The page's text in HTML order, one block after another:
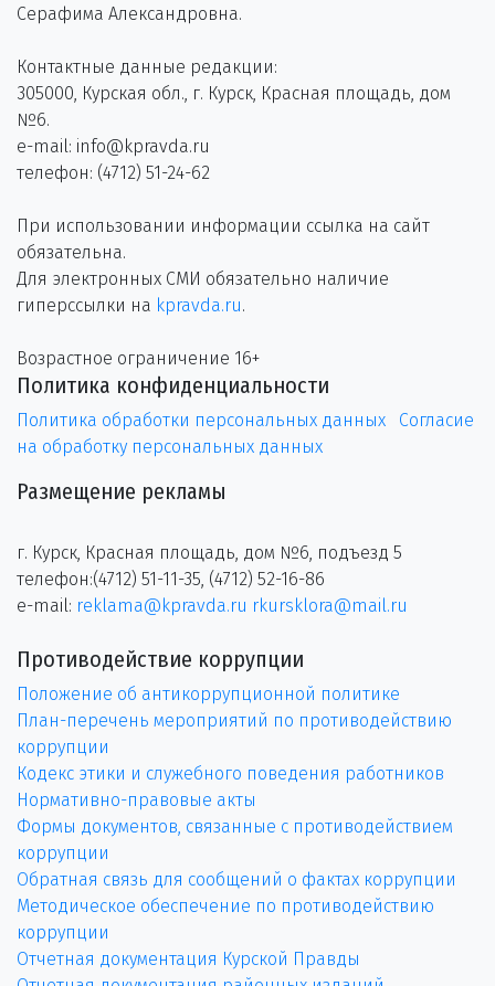
Серафима Александровна.
Контактные данные редакции:
305000, Курская обл., г. Курск, Красная площадь, дом
№6.
e-mail: info@kpravda.ru
телефон: (4712) 51-24-62
При использовании информации ссылка на сайт
обязательна.
Для электронных СМИ обязательно наличие
гиперссылки на kpravda.ru.
Возрастное ограничение 16+
Политика конфиденциальности
Политика обработки персональных данных
Согласие
на обработку персональных данных
Размещение рекламы
г. Курск, Красная площадь, дом №6, подъезд 5
телефон:(4712) 51-11-35, (4712) 52-16-86
e-mail: reklama@kpravda.ru rkursklora@mail.ru
Противодействие коррупции
Положение об антикоррупционной политике
План-перечень мероприятий по противодействию
коррупции
Кодекс этики и служебного поведения работников
Нормативно-правовые акты
Формы документов, связанные с противодействием
коррупции
Обратная связь для сообщений о фактах коррупции
Методическое обеспечение по противодействию
коррупции
Отчетная документация Курской Правды